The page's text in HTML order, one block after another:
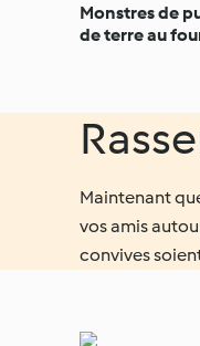
Monstres de
de terre au
Maintenant
vos amis
convives